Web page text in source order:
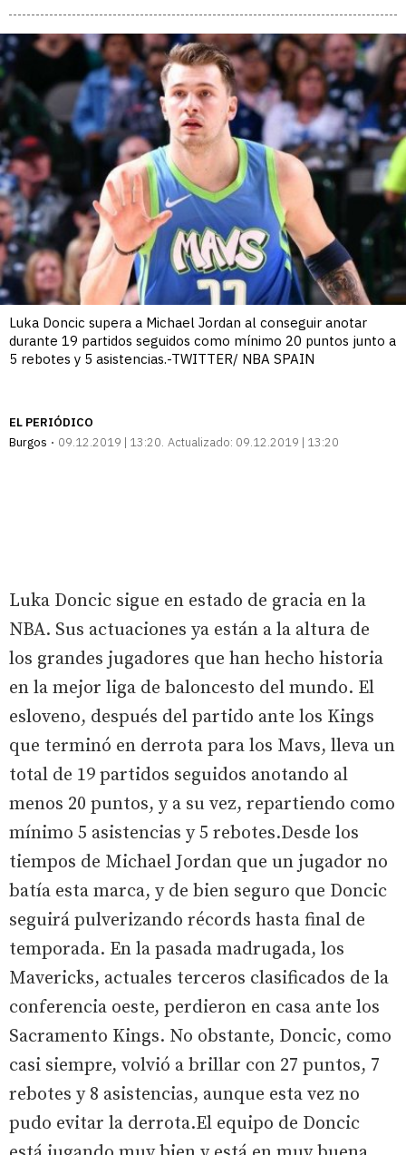
Luka Doncic supera a Michael Jordan al conseguir anotar
durante 19 partidos seguidos como mínimo 20 puntos junto a
5 rebotes y 5 asistencias.-TWITTER/ NBA SPAIN
EL PERIÓDICO
Burgos
09.12.2019 | 13:20 Actualizado: 09.12.2019 | 13:20
Luka Doncic sigue en estado de gracia en la
NBA. Sus actuaciones ya están a la altura de
los grandes jugadores que han hecho historia
en la mejor liga de baloncesto del mundo. El
esloveno, después del partido ante los Kings
que terminó en derrota para los Mavs, lleva un
total de 19 partidos seguidos anotando al
menos 20 puntos, y a su vez, repartiendo como
mínimo 5 asistencias y 5 rebotes.Desde los
tiempos de Michael Jordan que un jugador no
batía esta marca, y de bien seguro que Doncic
seguirá pulverizando récords hasta final de
temporada. En la pasada madrugada, los
Mavericks, actuales terceros clasificados de la
conferencia oeste, perdieron en casa ante los
Sacramento Kings. No obstante, Doncic, como
casi siempre, volvió a brillar con 27 puntos, 7
rebotes y 8 asistencias, aunque esta vez no
pudo evitar la derrota.El equipo de Doncic